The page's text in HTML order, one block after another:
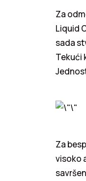
Za
Liquid
sada
Tekući
Za
visoko